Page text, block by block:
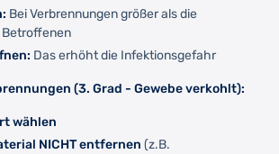
Bei Verbrennungen größer als die
Das erhöht die Infektionsgefahr
(3. Grad - Gewebe verkohlt):
wählen
NICHT entfernen (z.B.